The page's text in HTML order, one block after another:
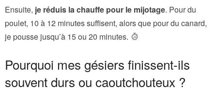
Ensuite, je réduis la chauffe pour le mijotage. Pour du
poulet, 10 à 12 minutes suffisent, alors que pour du canard,
je pousse jusqu’à 15 ou 20 minutes.
Pourquoi mes gésiers finissent-ils
souvent durs ou caoutchouteux ?